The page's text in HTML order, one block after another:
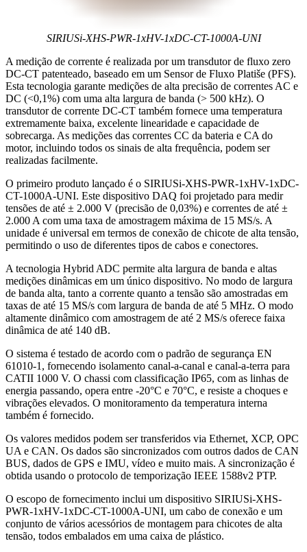
SIRIUSi-XHS-PWR-1xHV-1xDC-CT-1000A-UNI
A medição de corrente é realizada por um transdutor de fluxo zero
DC-CT patenteado, baseado em um Sensor de Fluxo Platiše (PFS).
Esta tecnologia garante medições de alta precisão de correntes AC e
DC (<0,1%) com uma alta largura de banda (> 500 kHz). O
transdutor de corrente DC-CT também fornece uma temperatura
extremamente baixa, excelente linearidade e capacidade de
sobrecarga. As medições das correntes CC da bateria e CA do
motor, incluindo todos os sinais de alta frequência, podem ser
realizadas facilmente.
O primeiro produto lançado é o SIRIUSi-XHS-PWR-1xHV-1xDC-
CT-1000A-UNI. Este dispositivo DAQ foi projetado para medir
tensões de até ± 2.000 V (precisão de 0,03%) e correntes de até ±
2.000 A com uma taxa de amostragem máxima de 15 MS/s. A
unidade é universal em termos de conexão de chicote de alta tensão,
permitindo o uso de diferentes tipos de cabos e conectores.
A tecnologia Hybrid ADC permite alta largura de banda e altas
medições dinâmicas em um único dispositivo. No modo de largura
de banda alta, tanto a corrente quanto a tensão são amostradas em
taxas de até 15 MS/s com largura de banda de até 5 MHz. O modo
altamente dinâmico com amostragem de até 2 MS/s oferece faixa
dinâmica de até 140 dB.
O sistema é testado de acordo com o padrão de segurança EN
61010-1, fornecendo isolamento canal-a-canal e canal-a-terra para
CATII 1000 V. O chassi com classificação IP65, com as linhas de
energia passando, opera entre -20°C e 70°C, e resiste a choques e
vibrações elevados. O monitoramento da temperatura interna
também é fornecido.
Os valores medidos podem ser transferidos via Ethernet, XCP, OPC
UA e CAN. Os dados são sincronizados com outros dados de CAN
BUS, dados de GPS e IMU, vídeo e muito mais. A sincronização é
obtida usando o protocolo de temporização IEEE 1588v2 PTP.
O escopo de fornecimento inclui um dispositivo SIRIUSi-XHS-
PWR-1xHV-1xDC-CT-1000A-UNI, um cabo de conexão e um
conjunto de vários acessórios de montagem para chicotes de alta
tensão, todos embalados em uma caixa de plástico.